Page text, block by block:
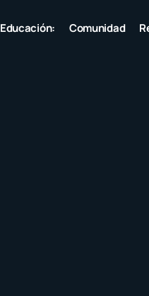
Educación: Comunidad